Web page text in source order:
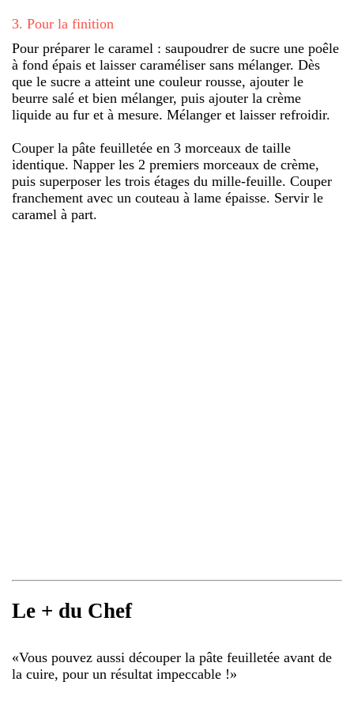
3. Pour la finition
Pour préparer le caramel : saupoudrer de sucre une poêle
à fond épais et laisser caraméliser sans mélanger. Dès
que le sucre a atteint une couleur rousse, ajouter le
beurre salé et bien mélanger, puis ajouter la crème
liquide au fur et à mesure. Mélanger et laisser refroidir.
Couper la pâte feuilletée en 3 morceaux de taille
identique. Napper les 2 premiers morceaux de crème,
puis superposer les trois étages du mille-feuille. Couper
franchement avec un couteau à lame épaisse. Servir le
caramel à part.
Le + du Chef
«Vous pouvez aussi découper la pâte feuilletée avant de
la cuire, pour un résultat impeccable !»